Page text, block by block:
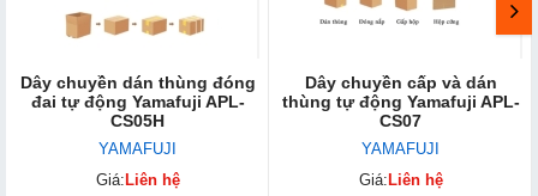
Dây chuyền dán thùng đóng
đai tự động Yamafuji APL-
CS05H
YAMAFUJI
Giá: Liên hệ
Dây chuyền cấp và dán
thùng tự động Yamafuji APL-
CS07
YAMAFUJI
Giá: Liên hệ